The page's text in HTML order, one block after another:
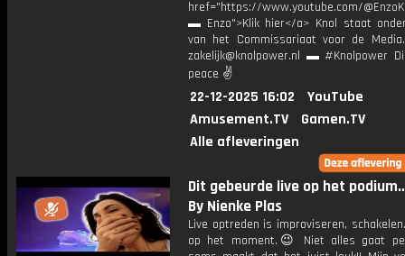
href="https://www.youtube.com/
▬ Enzo">Klik hier</a> Knol staat
van het Commissariaat voor de
zakelijk@knolpower.nl ▬ #Knolpower
peace ✌
22-12-2025 16:02
YouTube
Amusement.TV
Gamen.TV
Alle afleveringen
Dit gebeurde live op het
By Nienke Plas
Live optreden is improviseren,
op het moment.😉 Niet alles gaat